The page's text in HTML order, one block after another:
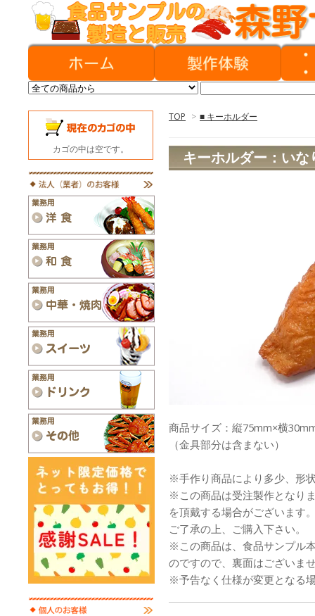
TOP > ■ キーホルダー
キーホルダー：い
商品サイズ：縦75mm×横
（金具部分は含まない）
※手作り商品により多少、形
※この商品は受注製作となり
を頂戴する場合がございます
ご了承の上、ご購入下さい。
※この商品は、食品サンプル
のですので、裏面はございま
※予告なく仕様が変更となる
カゴの中は空です。